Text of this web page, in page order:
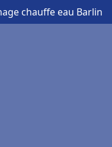
chauffe eau Barlin